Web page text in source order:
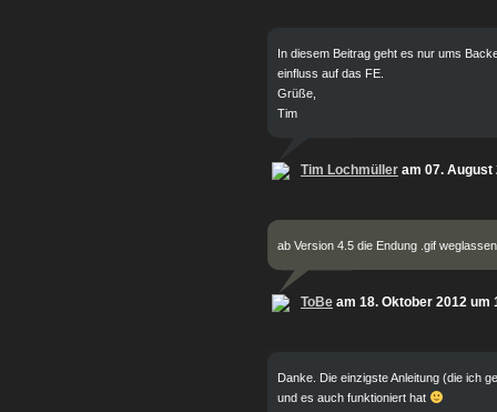
In diesem Beitrag geht es nur ums
einfluss auf das FE.
Grüße,
Tim
Tim Lochmüller am 07. August
ab Version 4.5 die Endung .gif
ToBe am 18. Oktober 2012 um
Danke. Die einzigste Anleitung (die ich
und es auch funktioniert hat